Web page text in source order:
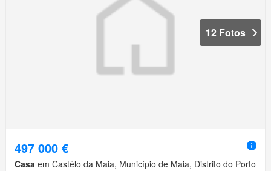
12 Fotos
497 000 €
Casa em Castêlo da Maia, Município de Maia, Distrito do Porto